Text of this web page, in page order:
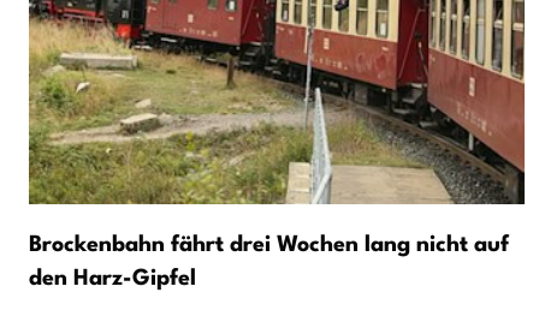
Brockenbahn fährt drei Wochen lang nicht auf
den Harz-Gipfel